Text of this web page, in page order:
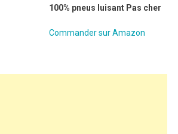
100% pneus luisant Pas cher
Commander sur Amazon